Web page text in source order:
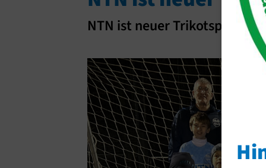
NTN ist neuer Trikotsponsor